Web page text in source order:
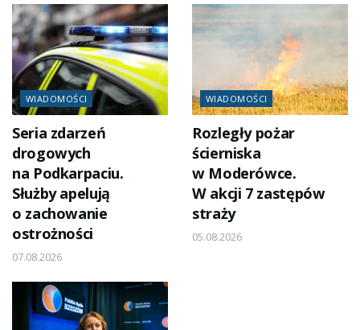
WIADOMOŚCI
Seria zdarzeń
drogowych
na Podkarpaciu.
Służby apelują
o zachowanie
ostrożności
07.08.2026
WIADOMOŚCI
Rozległy pożar
ścierniska
w Moderówce.
W akcji 7 zastępów
straży
05.08.2026